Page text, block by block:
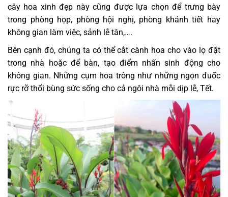
cây hoa xinh đẹp này cũng được lựa chọn để trưng bày
trong phòng họp, phòng hội nghị, phòng khánh tiết hay
không gian làm việc, sảnh lễ tân,….
Bên cạnh đó, chúng ta có thể cắt cành hoa cho vào lọ đặt
trong nhà hoặc để bàn, tạo điểm nhấn sinh động cho
không gian. Những cụm hoa trông như những ngọn đuốc
rực rỡ thổi bùng sức sống cho cả ngôi nhà mỗi dịp lễ, Tết.